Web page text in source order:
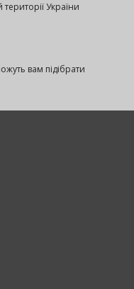
України
вам підібрати